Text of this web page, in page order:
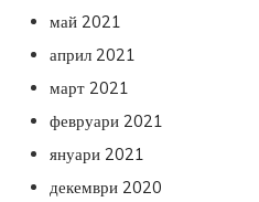
май 2021
април 2021
март 2021
февруари 2021
януари 2021
декември 2020